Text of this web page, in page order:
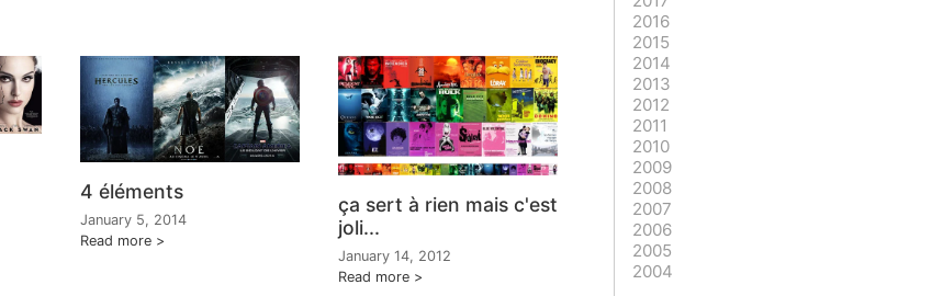
4 éléments
January 5, 2014
Read more
ça sert à rien mais c'est
joli...
January 14, 2012
Read more
2016
2015
2014
2013
2012
2011
2010
2009
2008
2007
2006
2005
2004